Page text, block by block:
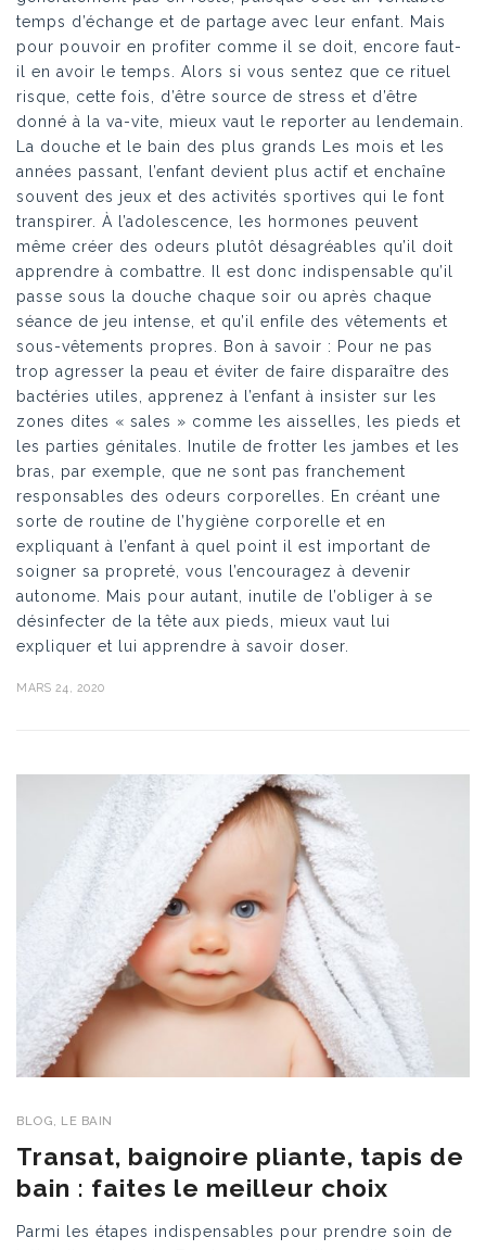
temps d’échange et de partage avec leur enfant. Mais
pour pouvoir en profiter comme il se doit, encore faut-
il en avoir le temps. Alors si vous sentez que ce rituel
risque, cette fois, d’être source de stress et d’être
donné à la va-vite, mieux vaut le reporter au lendemain.
La douche et le bain des plus grands Les mois et les
années passant, l’enfant devient plus actif et enchaîne
souvent des jeux et des activités sportives qui le font
transpirer. À l’adolescence, les hormones peuvent
même créer des odeurs plutôt désagréables qu’il doit
apprendre à combattre. Il est donc indispensable qu’il
passe sous la douche chaque soir ou après chaque
séance de jeu intense, et qu’il enfile des vêtements et
sous-vêtements propres. Bon à savoir : Pour ne pas
trop agresser la peau et éviter de faire disparaître des
bactéries utiles, apprenez à l’enfant à insister sur les
zones dites « sales » comme les aisselles, les pieds et
les parties génitales. Inutile de frotter les jambes et les
bras, par exemple, que ne sont pas franchement
responsables des odeurs corporelles. En créant une
sorte de routine de l’hygiène corporelle et en
expliquant à l’enfant à quel point il est important de
soigner sa propreté, vous l’encouragez à devenir
autonome. Mais pour autant, inutile de l’obliger à se
désinfecter de la tête aux pieds, mieux vaut lui
expliquer et lui apprendre à savoir doser.
MARS 24, 2020
BLOG LE BAIN
Transat, baignoire pliante, tapis de
bain : faites le meilleur choix
Parmi les étapes indispensables pour prendre soin de